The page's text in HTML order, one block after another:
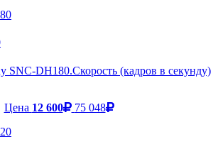
SNC-DH180.Скорость (кадров в секунду)
Цена 12 600 75 048